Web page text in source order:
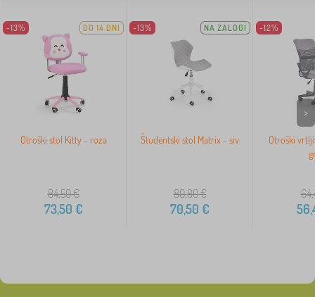
-13% DO 14 DNI
Otroški stol Kitty - roza
84,50€
73,50 €
-13% NA ZALOGI
Študentski stol Matrix - siv
80,80€
70,50 €
-12%
Otroški
>